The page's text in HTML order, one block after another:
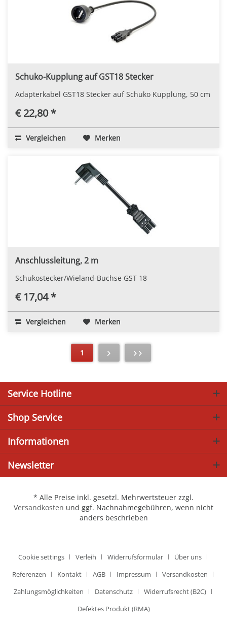
Schuko-Kupplung auf GST18 Stecker
Adapterkabel GST18 Stecker auf Schuko Kupplung, 50 cm
€ 22,80 *
Vergleichen Merken
Anschlussleitung, 2 m
Schukostecker/Wieland-Buchse GST 18
€ 17,04 *
Vergleichen Merken
1
Service Hotline
Shop Service
Informationen
Newsletter
* Alle Preise inkl. gesetzl. Mehrwertsteuer zzgl.
Versandkosten und ggf. Nachnahmegebühren, wenn nicht
anders beschrieben
Cookie settings Verleih Widerrufsformular
Über uns
Referenzen
Kontakt AGB Impressum
Versandkosten
Zahlungsmöglichkeiten
Datenschutz
Widerrufsrecht (B2C)
Defektes Produkt (RMA)